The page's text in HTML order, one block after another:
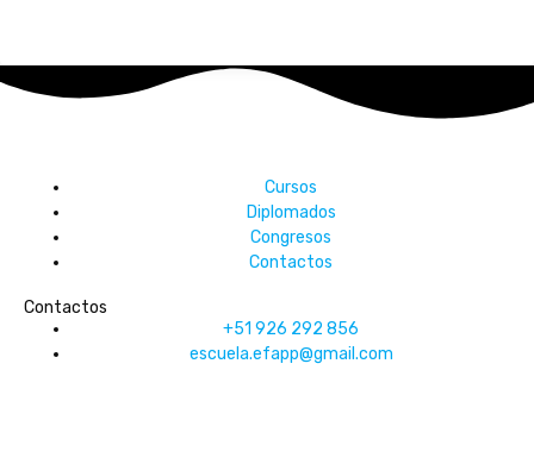
Cursos
Diplomados
Congresos
Contactos
Contactos
+51 926 292 856
escuela.efapp@gmail.com